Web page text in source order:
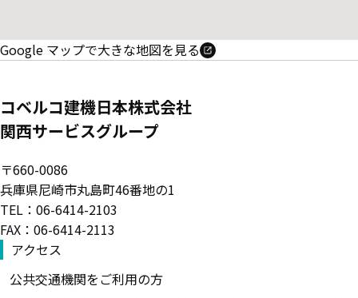
Google マップで大きな地図を見る
コベルコ建機日本株式会社
関西サービスグループ
〒660-0086
兵庫県尼崎市丸島町46番地の1
TEL：06-6414-2103
FAX：06-6414-2113
アクセス
公共交通機関をご利用の方